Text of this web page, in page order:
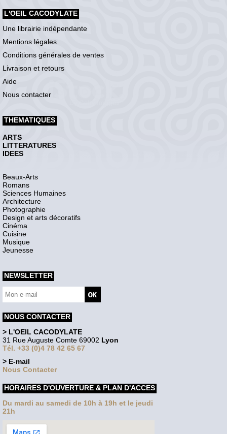
L'OEIL CACODYLATE
Une librairie indépendante
Mentions légales
Conditions générales de ventes
Livraison et retours
Aide
Nous contacter
THEMATIQUES
ARTS
LITTERATURES
IDEES
Beaux-Arts
Romans
Sciences Humaines
Architecture
Photographie
Design et arts décoratifs
Cinéma
Cuisine
Musique
Jeunesse
NEWSLETTER
NOUS CONTACTER
> L'OEIL CACODYLATE
31 Rue Auguste Comte 69002 Lyon
Tél. +33 (0)4 78 42 65 67
> E-mail
Nous Contacter
HORAIRES D'OUVERTURE & PLAN D'ACCES
Du mardi au samedi de 10h à 19h et le jeudi
21h